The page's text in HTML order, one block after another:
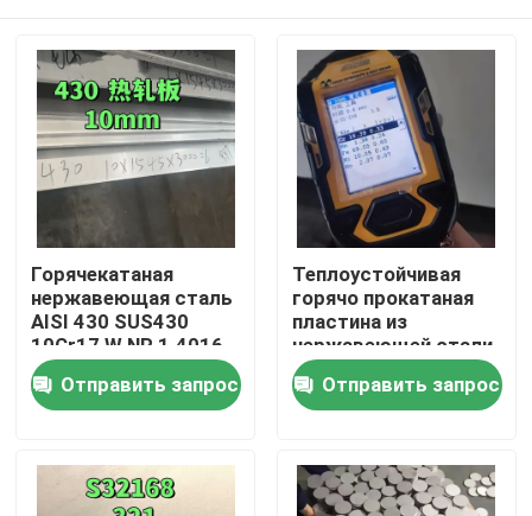
Домой
Продукты
Видеозаписи
Горячекатаная
нержавеющая сталь
AISI 430 SUS430
10Cr17 W.NR 1.4016
толщиной
10*1500*6000 с
поверхностью №1
Отправить запрос
Теплоустойчивая
горячо прокатаная
пластина из
нержавеющей стали
класса 253MA /
S30815 с
поверхностью
Отправить запрос